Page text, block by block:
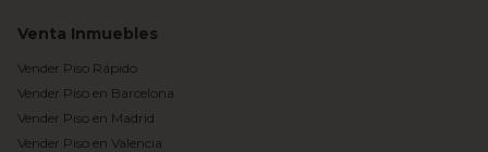
Venta Inmuebles
Vender Piso Rápido
Vender Piso en Barcelona
Vender Piso en Madrid
Vender Piso en Valencia